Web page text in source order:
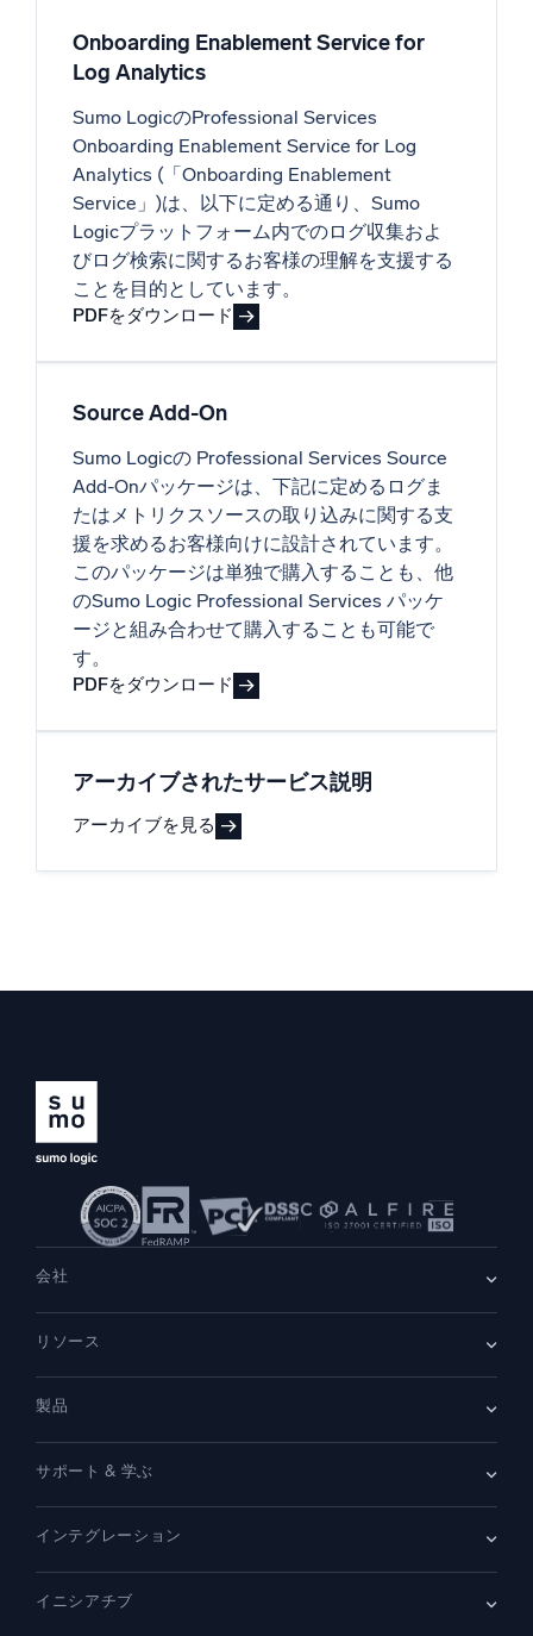
Onboarding Enablement Service for
Log Analytics
Sumo LogicのProfessional Services
Onboarding Enablement Service for Log
Analytics (「Onboarding Enablement
Service」)は、以下に定める通り、Sumo
Logicプラットフォーム内でのログ収集およ
びログ検索に関するお客様の理解を支援する
ことを目的としています。
PDFをダウンロード
Source Add-On
Sumo Logicの Professional Services Source
Add-Onパッケージは、下記に定めるログま
たはメトリクスソースの取り込みに関する支
援を求めるお客様向けに設計されています。
このパッケージは単独で購入することも、他
のSumo Logic Professional Services パッケ
ージと組み合わせて購入することも可能で
す。
PDFをダウンロード
アーカイブされたサービス説明
アーカイブを見る
会社
採用情報
リーダーシップ
ニュースルーム
お問い合わせ
リソース
顧客事例
デモ
製品
SIEM
セキュリティ用ログ
監視とトラブルシューティング
比較
サポート & 学ぶ
コミュニティ
サポート
プラットフォームステータス
インテグレーション
Amazon S3 監査
イニシアチブ